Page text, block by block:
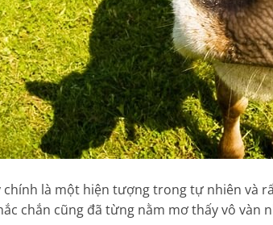
chính là một hiện tượng trong tự nhiên và
chắn cũng đã từng nằm mơ thấy vô vàn